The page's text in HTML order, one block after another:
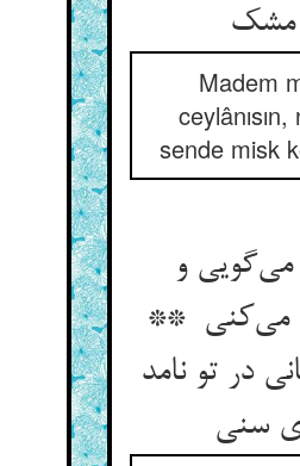
مشک
Madem
sende misk
می‌گویی و
**
در تو نامد